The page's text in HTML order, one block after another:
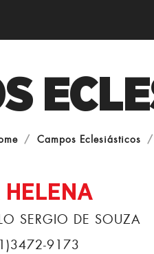
Campos Eclesiásticos
HELENA
SERGIO DE SOUZA
9173